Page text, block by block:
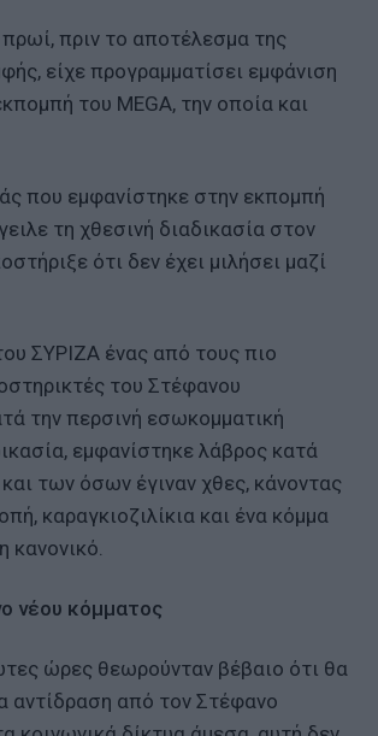
πριν το αποτέλεσμα της
είχε προγραμματίσει εμφάνιση
του ΜEGA, την οποία και
που εμφανίστηκε στην εκπομπή
τη χθεσινή διαδικασία στον
ότι δεν έχει μιλήσει μαζί
ΣΥΡΙΖΑ ένας από τους πιο
του Στέφανου
την περσινή εσωκομματική
εμφανίστηκε λάβρος κατά
των όσων έγιναν χθες, κάνοντας
καραγκιοζιλίκια και ένα κόμμα
κανονικό.
νέου κόμματος
ώρες θεωρούνταν βέβαιο ότι θα
αντίδραση από τον Στέφανο